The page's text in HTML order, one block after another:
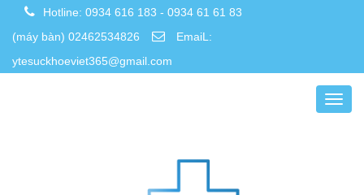
Hotline: 0934 616 183 - 0934 61 61 83
(máy bàn) 02462534826
EmaiL:
ytesuckhoeviet365@gmail.com
T
o